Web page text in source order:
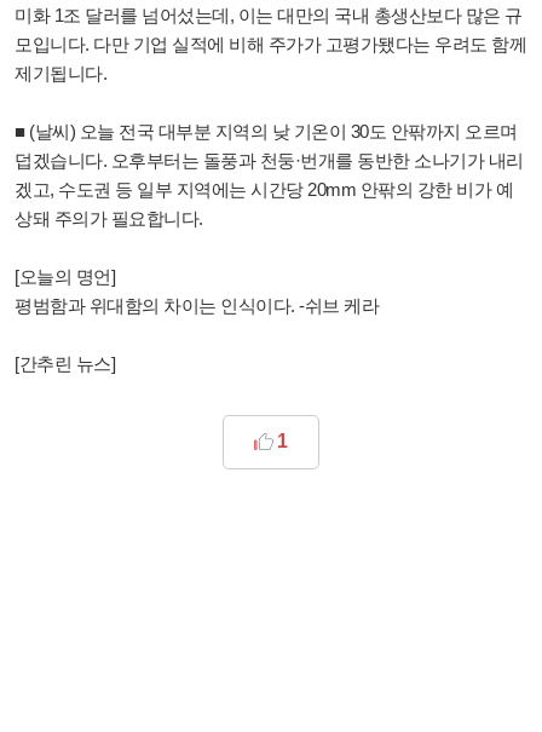
미화 1조 달러를 넘어섰는데, 이는 대만의 국내 총생산보다 많은 규
모입니다. 다만 기업 실적에 비해 주가가 고평가됐다는 우려도 함께
제기됩니다.
■ (날씨) 오늘 전국 대부분 지역의 낮 기온이 30도 안팎까지 오르며
덥겠습니다. 오후부터는 돌풍과 천둥·번개를 동반한 소나기가 내리
겠고, 수도권 등 일부 지역에는 시간당 20mm 안팎의 강한 비가 예
상돼 주의가 필요합니다.
[오늘의 명언]
평범함과 위대함의 차이는 인식이다. -쉬브 케라
[간추린 뉴스]
1